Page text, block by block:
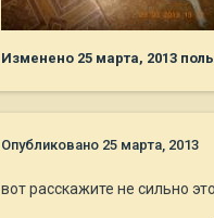
Изменено 25 марта, 2013
Опубликовано 25 марта, 2013
вот расскажите не сильно это